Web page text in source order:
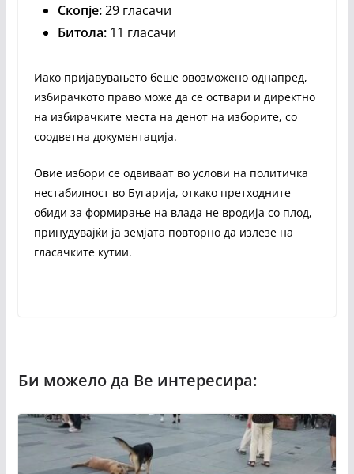
Скопје:29 гласачи
Битола:11 гласачи
Иако пријавувањето беше овозможено однапред,
избирачкото право може да се оствари и директно
на избирачките места на денот на изборите, со
соодветна документација.
Овие избори се одвиваат во услови на политичка
нестабилност во Бугарија, откако претходните
обиди за формирање на влада не вродија со плод,
принудувајќи ја земјата повторно да излезе на
гласачките кутии.